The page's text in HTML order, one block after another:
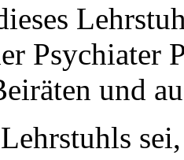
Psychiater
und